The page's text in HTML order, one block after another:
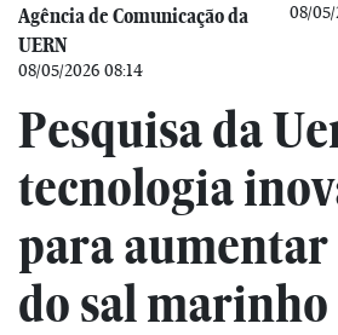
Agência de Comunicação da
UERN
08/05/2026 08:14
08/05/
Pesquisa da
tecnologia
para aumentar
do sal marinho